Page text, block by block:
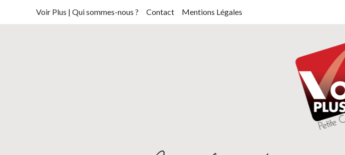
Voir Plus | Qui sommes-nous ? Contact Mentions Légales